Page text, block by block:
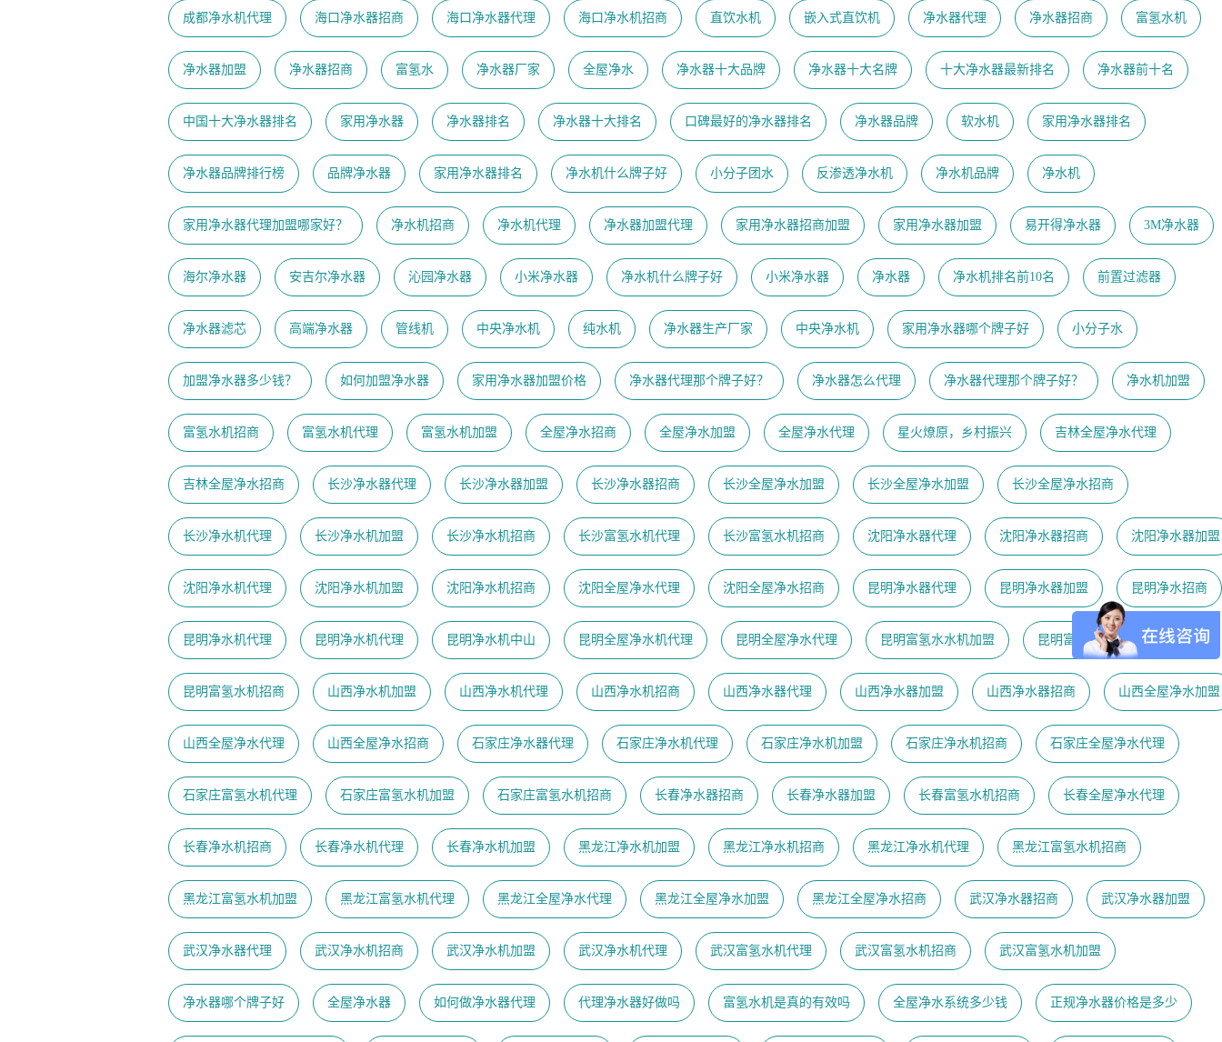
成都净水机代理 海口净水器招商 海口净水器代理 海口净水机招商 直饮水机 嵌入式直饮机 净水器代理 净水器招商 富氢水机
净水器加盟 净水器招商 富氢水 净水器厂家 全屋净水 净水器十大品牌 净水器十大名牌 十大净水器最新排名 净水器前十名
中国十大净水器排名 家用净水器 净水器排名 净水器十大排名 口碑最好的净水器排名 净水器品牌 软水机 家用净水器排名
净水器品牌排行榜 品牌净水器 家用净水器排名 净水机什么牌子好 小分子团水 反渗透净水机 净水机品牌 净水机
家用净水器代理加盟哪家好？ 净水机招商 净水机代理 净水器加盟代理 家用净水器招商加盟 家用净水器加盟 易开得净水器 3M净水器
海尔净水器 安吉尔净水器 沁园净水器 小米净水器 净水机什么牌子好 小米净水器 净水器 净水机排名前10名 前置过滤器
净水器滤芯 高端净水器 管线机 中央净水机 纯水机 净水器生产厂家 中央净水机 家用净水器哪个牌子好 小分子水
加盟净水器多少钱？ 如何加盟净水器 家用净水器加盟价格 净水器代理那个牌子好？ 净水器怎么代理 净水器代理那个牌子好？ 净水机加盟
富氢水机招商 富氢水机代理 富氢水机加盟 全屋净水招商 全屋净水加盟 全屋净水代理 星火燎原，乡村振兴 吉林全屋净水代理
吉林全屋净水招商 长沙净水器代理 长沙净水器加盟 长沙净水器招商 长沙全屋净水加盟 长沙全屋净水加盟 长沙全屋净水招商
长沙净水机代理 长沙净水机加盟 长沙净水机招商 长沙富氢水机代理 长沙富氢水机招商 沈阳净水器代理 沈阳净水器招商 沈阳净水器加盟
沈阳净水机代理 沈阳净水机加盟 沈阳净水机招商 沈阳全屋净水代理 沈阳全屋净水招商 昆明净水器代理 昆明净水器加盟 昆明净水招商
昆明净水机代理 昆明净水机代理 昆明净水机中山 昆明全屋净水机代理 昆明全屋净水代理 昆明富氢水水机加盟 昆明富氢水机代理
昆明富氢水机招商 山西净水机加盟 山西净水机代理 山西净水机招商 山西净水器代理 山西净水器加盟 山西净水器招商 山西全屋净水加盟
山西全屋净水代理 山西全屋净水招商 石家庄净水器代理 石家庄净水机代理 石家庄净水机加盟 石家庄净水机招商 石家庄全屋净水代理
石家庄富氢水机代理 石家庄富氢水机加盟 石家庄富氢水机招商 长春净水器招商 长春净水器加盟 长春富氢水机招商 长春全屋净水代理
长春净水机招商 长春净水机代理 长春净水机加盟 黑龙江净水机加盟 黑龙江净水机招商 黑龙江净水机代理 黑龙江富氢水机招商
黑龙江富氢水机加盟 黑龙江富氢水机代理 黑龙江全屋净水代理 黑龙江全屋净水加盟 黑龙江全屋净水招商 武汉净水器招商 武汉净水器加盟
武汉净水器代理 武汉净水机招商 武汉净水机加盟 武汉净水机代理 武汉富氢水机代理 武汉富氢水机招商 武汉富氢水机加盟
净水器哪个牌子好 全屋净水器 如何做净水器代理 代理净水器好做吗 富氢水机是真的有效吗 全屋净水系统多少钱 正规净水器价格是多少